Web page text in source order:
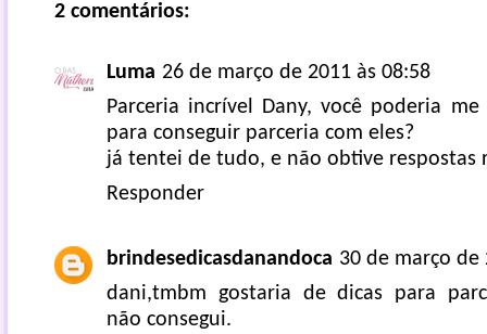
2 comentários:
Luma 26 de março de 2011 às 08:58
Parceria incrível Dany, você poderia
para conseguir parceria com eles?
já tentei de tudo, e não obtive respostas
Responder
brindesedicasdanandoca 30 de março de
dani,tmbm gostaria de dicas para
não consegui.